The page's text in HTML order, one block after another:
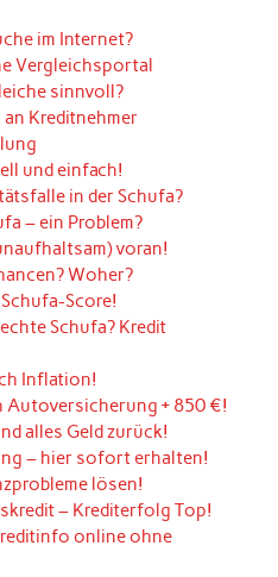
im Internet?
Vergleichsportal
sinnvoll?
Kreditnehmer
und einfach!
in der Schufa?
– ein Problem?
voran!
Woher?
Score!
Schufa? Kredit
Inflation!
+ 850 €!
alles Geld zurück!
– hier sofort erhalten!
lösen!
– Krediterfolg Top!
online ohne